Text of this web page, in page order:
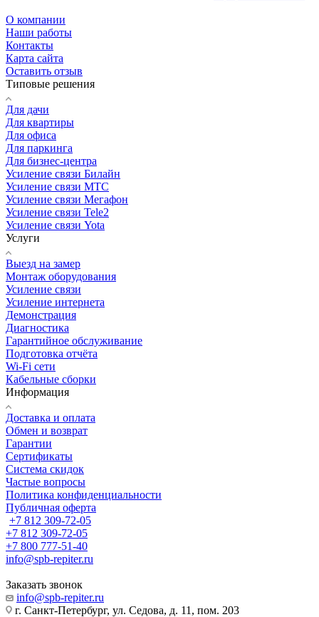
О компании
Наши работы
Контакты
Карта сайта
Оставить отзыв
Типовые решения
Для дачи
Для квартиры
Для офиса
Для паркинга
Для бизнес-центра
Усиление связи Билайн
Усиление связи МТС
Усиление связи Мегафон
Усиление связи Tele2
Усиление связи Yota
Услуги
Выезд на замер
Монтаж оборудования
Усиление связи
Усиление интернета
Демонстрация
Диагностика
Гарантийное обслуживание
Подготовка отчёта
Wi-Fi сети
Кабельные сборки
Информация
Доставка и оплата
Обмен и возврат
Гарантии
Сертификаты
Система скидок
Частые вопросы
Политика конфиденциальности
Публичная оферта
+7 812 309-72-05
+7 812 309-72-05
+7 800 777-51-40
info@spb-repiter.ru
Заказать звонок
info@spb-repiter.ru
г. Санкт-Петербург, ул. Седова, д. 11, пом. 203